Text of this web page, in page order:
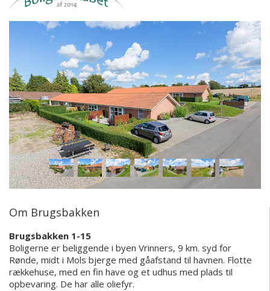
Om Brugsbakken
Brugsbakken 1-15
Boligerne er beliggende i byen Vrinners, 9 km. syd for
Rønde, midt i Mols bjerge med gåafstand til havnen. Flotte
rækkehuse, med en fin have og et udhus med plads til
opbevaring. De har alle oliefyr.